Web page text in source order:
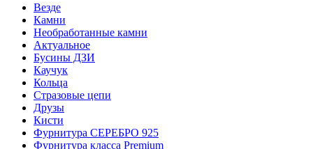
Везде
Камни
Необработанные камни
Актуальное
Бусины ДЗИ
Каучук
Кольца
Стразовые цепи
Друзы
Кисти
Фурнитура СЕРЕБРО 925
Фурнитура класса Premium